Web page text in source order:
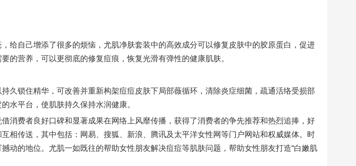
给自己增添了很多的烦恼，尤肌净肤套装中的高效成分可以修复皮肤中的胶原蛋白，促进
的营养，可以更彻底的修复痘痕，恢复光滑有弹性的健康肌肤。
久锁住精华，可改善并重新构架痘痘皮肤下局部薇循环，清除炎症细菌，疏通活络受损部
水平台，使肌肤持久保持水润健康。
消费者良好口碑和显著成果在网络上风靡传播，获得了消费者的争先推荐和热烈追捧，好
相传送，其中包括：网易、搜狐、新浪、腾讯及太平洋女性网等门户网站和权威媒体。时
动的地位。尤肌一如既往的帮助女性朋友解决痘痘等肌肤问题，帮助女性朋友打造“白嫩肌